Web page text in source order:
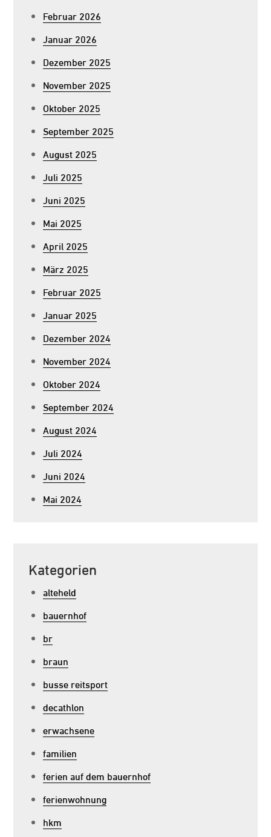
Februar 2026
Januar 2026
Dezember 2025
November 2025
Oktober 2025
September 2025
August 2025
Juli 2025
Juni 2025
Mai 2025
April 2025
März 2025
Februar 2025
Januar 2025
Dezember 2024
November 2024
Oktober 2024
September 2024
August 2024
Juli 2024
Juni 2024
Mai 2024
Kategorien
alteheld
bauernhof
br
braun
busse reitsport
decathlon
erwachsene
familien
ferien auf dem bauernhof
ferienwohnung
hkm